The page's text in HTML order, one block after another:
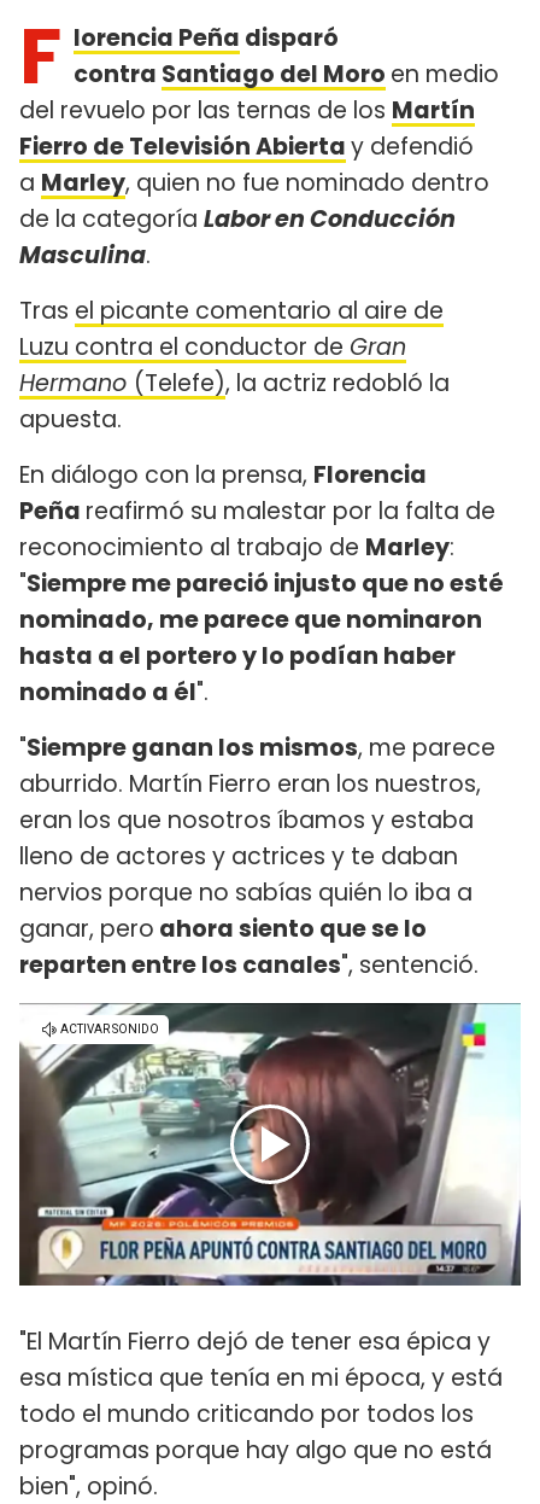
F lorencia Peña disparó
contra Santiago del Moro en medio
del revuelo por las ternas de los Martín
Fierro de Televisión Abiertay defendió
a Marley, quien no fue nominado dentro
de la categoría Labor en Conducción
Masculina.
Tras el picante comentario al aire de
Luzu contra el conductor de Gran
Hermano (Telefe), la actriz redobló la
apuesta.
En diálogo con la prensa, Florencia
Peña reafirmó su malestar por la falta de
reconocimiento al trabajo de Marley:
"Siempre me pareció injusto que no esté
nominado, me parece que nominaron
hasta a el portero y lo podían haber
nominado a él".
"Siempre ganan los mismos, me parece
aburrido. Martín Fierro eran los nuestros,
eran los que nosotros íbamos y estaba
lleno de actores y actrices y te daban
nervios porque no sabías quién lo iba a
ganar, pero ahora siento que se lo
reparten entre los canales", sentenció.
"El Martín Fierro dejó de tener esa épica y
esa mística que tenía en mi época, y está
todo el mundo criticando por todos los
programas porque hay algo que no está
bien", opinó.